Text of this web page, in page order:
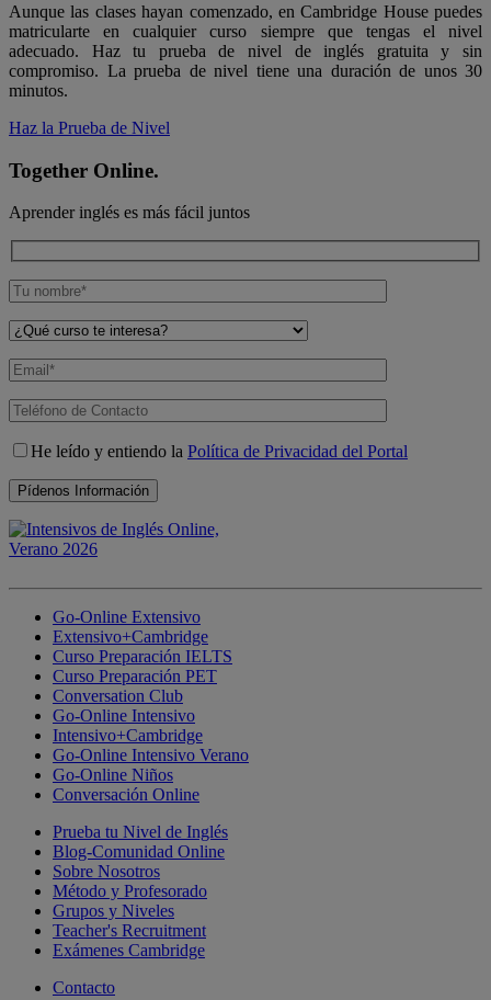
Aunque las clases hayan comenzado, en Cambridge House puedes
matricularte en cualquier curso siempre que tengas el nivel
adecuado. Haz tu prueba de nivel de inglés gratuita y sin
compromiso. La prueba de nivel tiene una duración de unos 30
minutos.
Haz la Prueba de Nivel
Together Online.
Aprender inglés es más fácil juntos
He leído y entiendo la Política de Privacidad del Portal
Go-Online Extensivo
Extensivo+Cambridge
Curso Preparación IELTS
Curso Preparación PET
Conversation Club
Go-Online Intensivo
Intensivo+Cambridge
Go-Online Intensivo Verano
Go-Online Niños
Conversación Online
Prueba tu Nivel de Inglés
Blog-Comunidad Online
Sobre Nosotros
Método y Profesorado
Grupos y Niveles
Teacher's Recruitment
Exámenes Cambridge
Contacto